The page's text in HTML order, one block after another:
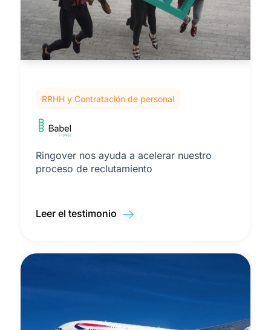
RRHH y Contratación de personal
Ringover nos ayuda a acelerar nuestro
proceso de reclutamiento
Leer el testimonio